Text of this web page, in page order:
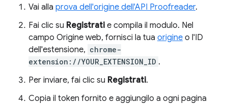
Vai alla prova dell'origine dell'API Proofreader.
Fai clic su Registrati e compila il modulo. Nel
campo Origine web, fornisci la tua origine o l'ID
dell'estensione, chrome-
extension://YOUR_EXTENSION_ID .
Per inviare, fai clic su Registrati.
Copia il token fornito e aggiungilo a ogni pagina